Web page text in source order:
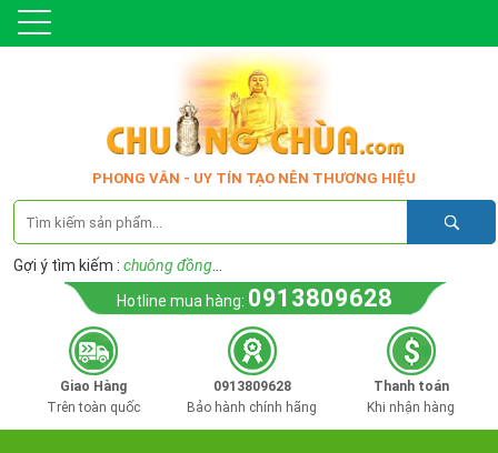
PHONG VÂN - UY TÍN TẠO NÊN THƯƠNG HIỆU
Gợi ý tìm kiếm : chuông đồng
Hotline mua hàng: 0913809628
Giao Hàng
Trên toàn quốc
0913809628
Bảo hành chính hãng
Thanh toán
Khi nhận hàng